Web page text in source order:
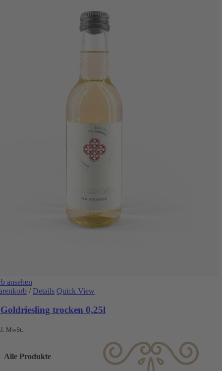
ansehen
/ Details Quick View
trocken 0,25l
MwSt.
Alle Produkte